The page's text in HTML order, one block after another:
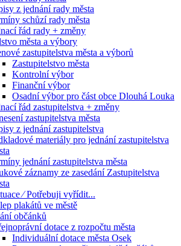
z jednání rady města
schůzí rady města
řád rady + změny
města a výbory
zastupitelstva města a výborů
Zastupitelstvo města
Kontrolní výbor
Finanční výbor
Osadní výbor pro část obce Dlouhá Louka
řád zastupitelstva + změny
zastupitelstva města
z jednání zastupitelstva
materiály pro jednání zastupitelstva
jednání zastupitelstva města
záznamy ze zasedání Zastupitelstva
⁄ Potřebuji vyřídit...
plakátů ve městě
občánků
dotace z rozpočtu města
Individuální dotace města Osek